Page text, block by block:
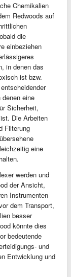
Chemikalien
Redwoods auf
die
einbeziehen
in denen das
ist bzw.
eine
Sicherheit,
Die Arbeiten
Filterung
eine
werden und
der Ansicht,
Instrumenten
dem Transport,
besser
könnte dies
bedeutende
und
Entwicklung und